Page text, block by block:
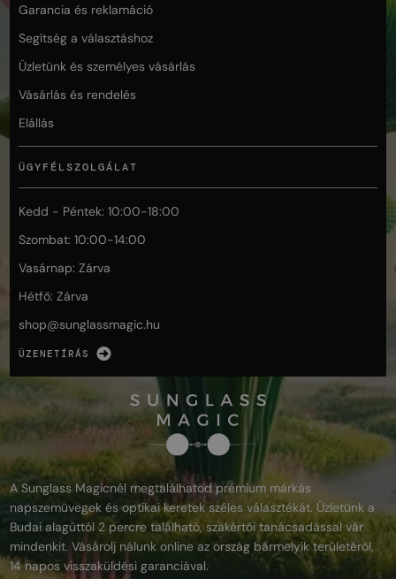
Garancia és reklamáció
Segítség a választáshoz
Üzletünk és személyes vásárlás
Vásárlás és rendelés
Elállás
ÜGYFÉLSZOLGÁLAT
Kedd - Péntek: 10:00-18:00
Szombat: 10:00-14:00
Vasárnap: Zárva
Hétfő: Zárva
shop@sunglassmagic.hu
ÜZENETÍRÁS
A Sunglass Magicnél megtalálhatod prémium márkás
napszemüvegek és optikai keretek széles választékát. Üzletünk a
Budai alagúttól 2 percre található, szakértői tanácsadással vár
mindenkit. Vásárolj nálunk online az ország bármelyik területéről,
14 napos visszaküldési garanciával.